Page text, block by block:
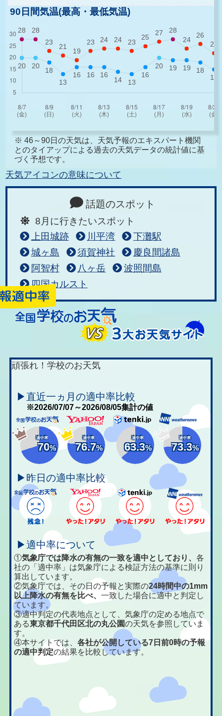
90日間気温(最高・最低気温)
※ 46～90日の天気は、天気予報のエキスパート機関
とのタイアップによる過去の天気データの統計値に基
づく予想です。
天気アイコンの意味について
話題のスポット
8月に行きたいスポット
上田城跡
川平湾
下灘駅
城ヶ島
須賀神社
慶良間諸島
阿智村
八ヶ岳
波照間島
四国カルスト
頑張れ！学校のお天気
▶直近一ヵ月の適中率比較
※2026/07/07～2026/08/05集計の値
適中率
70%
適中率
76.7%
適中率
63.3%
適中率
73.3%
▶昨日の適中率比較
▶適中率について
①気象庁では降水の有無の一致を適中としており、各
社の「適中率」は気象庁による検証方法の基準に則り
算出しています。
②気象庁では、その日の予報と実際の24時間中の1mm
以上降水の有無を比べ、一致した場合に適中と判定し
ています。
③適中判定の代表地点として、気象庁の定める地点で
ある東京都千代田区北の丸公園の天気を参照していま
す。
④本サイトでは、各社が公開している7日前0時の予報
の適中判定の結果を比較しています。